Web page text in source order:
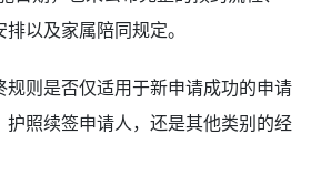
以及家属陪同规定。
规则是否仅适用于新申请成功的申请
护照续签申请人，还是其他类别的经